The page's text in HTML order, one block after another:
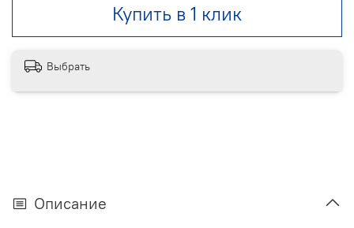
Купить в 1 клик
Выбрать
Описание